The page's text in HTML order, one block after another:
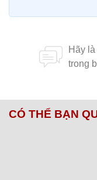
CÓ THỂ BẠN